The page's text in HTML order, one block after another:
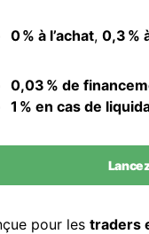
0 % à l’achat, 0,3 %
0,03 % de
1 % en cas de
pour les traders